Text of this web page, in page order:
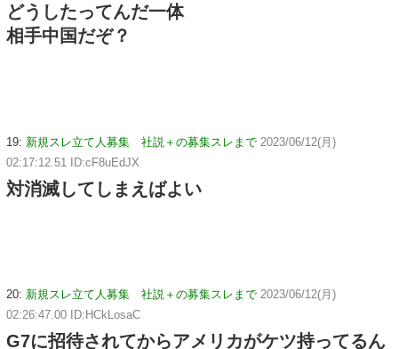
どうしたってんだ一体
相手中国だぞ？
19: 新規スレ立て人募集 社説＋の募集スレまで 2023/06/12(月)
02:17:12.51 ID:cF8uEdJX
対消滅してしまえばよい
20: 新規スレ立て人募集 社説＋の募集スレまで 2023/06/12(月)
02:26:47.00 ID:HCkLosaC
G7に招待されてからアメリカがケツ持ってるん